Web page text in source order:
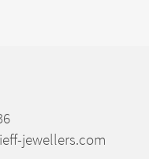
jewellers.com